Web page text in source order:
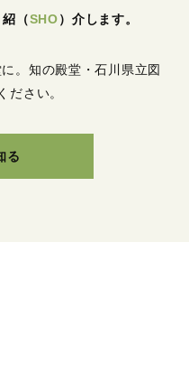
紹 （SHO） 介します。
。 知の殿堂・石川県立図
ださい。
る